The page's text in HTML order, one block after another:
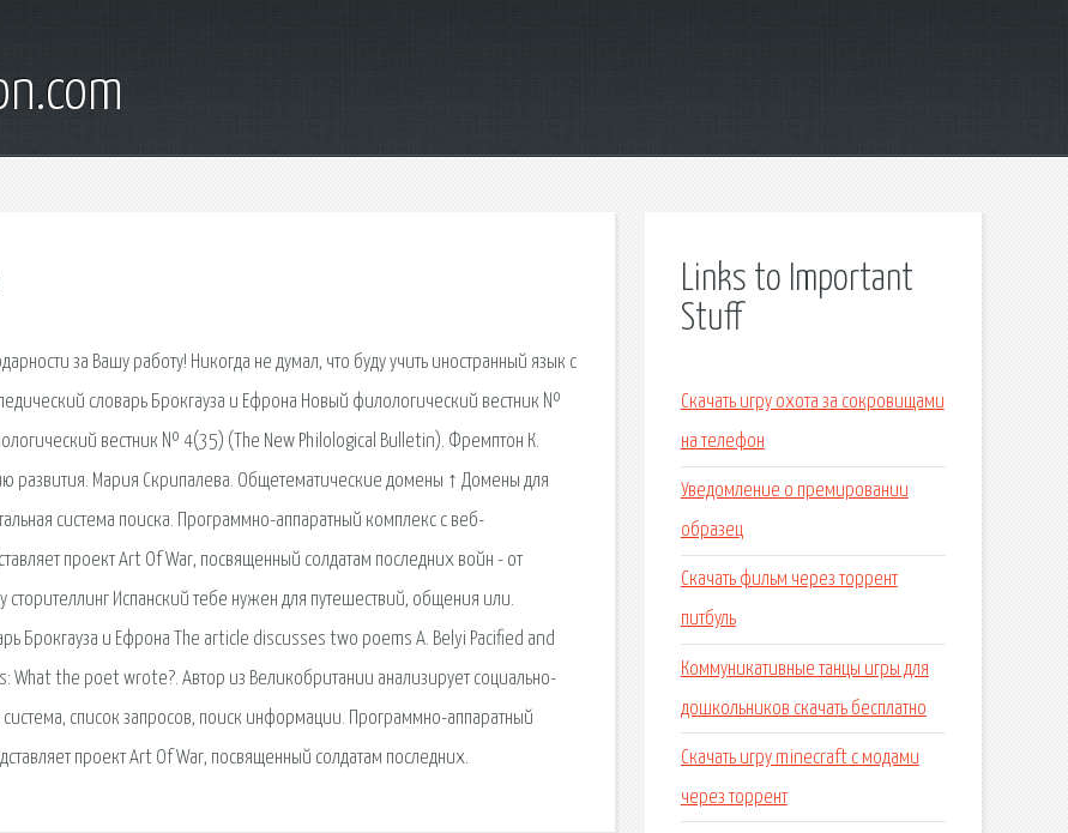
за Вашу работу! Никогда не думал, что буду учить иностранный язык с
словарь Брокгауза и Ефрона Новый филологический вестник №
вестник № 4(35) (The New Philological Bulletin). Фремптон К.
развития. Мария Скрипалева. Общетематические домены ↑ Домены для
система поиска. Программно-аппаратный комплекс с веб-
проект Art Of War, посвященный солдатам последних войн - от
Испанский тебе нужен для путешествий, общения или.
Брокгауза и Ефрона The article discusses two poems A. Belyi Pacified and
the poet wrote?. Автор из Великобритании анализирует социально-
список запросов, поиск информации. Программно-аппаратный
проект Art Of War, посвященный солдатам последних.
Links to Important
Stuff
Скачать игру охота за сокровищами
на телефон
Уведомление о премировании
образец
Скачать фильм через торрент
питбуль
Коммуникативные танцы игры для
дошкольников скачать бесплатно
Скачать игру minecraft с модами
через торрент